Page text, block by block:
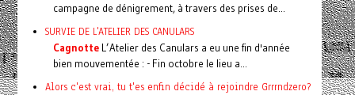
campagne de dénigrement, à travers des prises de...
SURVIE DE L'ATELIER DES CANULARS
CagnotteL’Atelier des Canulars a eu une fin d'année
bien mouvementée : - Fin octobre le lieu a...
Alors c'est vrai, tu t'es enfin décidé à rejoindre Grrrndzero?